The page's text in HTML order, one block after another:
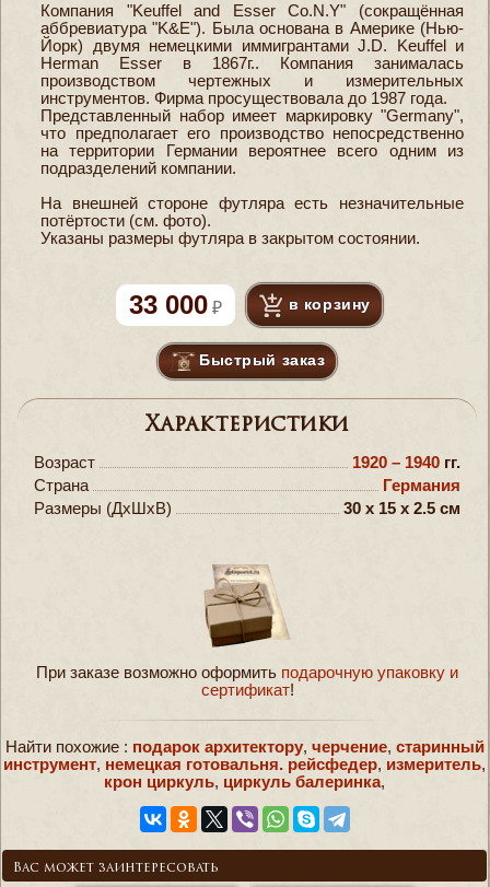
Компания "Keuffel and Esser Co.N.Y" (сокращённая
аббревиатура "K&E"). Была основана в Америке (Нью-
Йорк) двумя немецкими иммигрантами J.D. Keuffel и
Herman Esser в 1867г.. Компания занималась
производством чертежных и измерительных
инструментов. Фирма просуществовала до 1987 года.
Представленный набор имеет маркировку "Germany",
что предполагает его производство непосредственно
на территории Германии вероятнее всего одним из
подразделений компании.
На внешней стороне футляра есть незначительные
потёртости (см. фото).
Указаны размеры футляра в закрытом состоянии.
33 000 в корзину
Быстрый заказ
Характеристики
Возраст 1920 – 1940 гг.
Страна
Германия
Размеры (ДxШxВ)
30 x 15 x 2.5 см
При заказе возможно оформить подарочную упаковку и
сертификат!
Найти похожие : подарок архитектору, черчение, старинный
инструмент, немецкая готовальня. рейсфедер, измеритель,
крон циркуль, циркуль балеринка,
Вас может заинтересовать